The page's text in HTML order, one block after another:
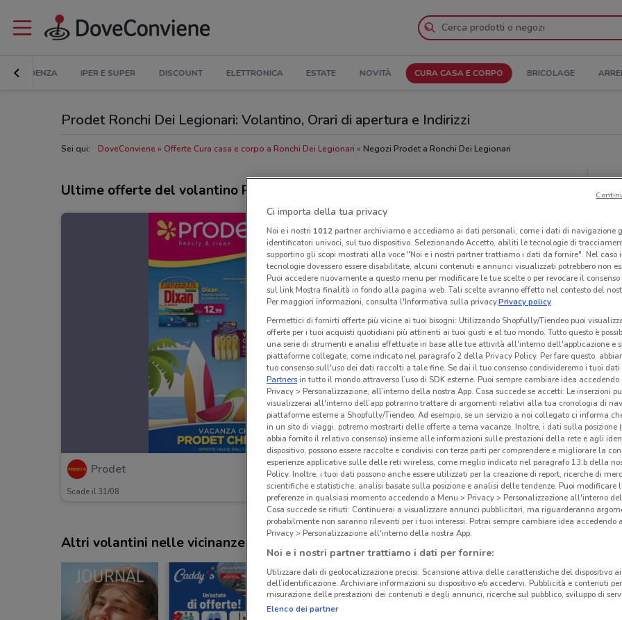
IN EVIDENZA IPER E SUPER DISCOUNT ELETTRONICA ESTATE NOVITÀ CURA CASA E CORPO BRICOLAGE
Prodet Ronchi Dei Legionari: Volantino, Orari di apertura e Indirizzi
Sei qui: DoveConviene Offerte Cura casa e corpo a Ronchi Dei Legionari Negozi Prodet a Ronchi Dei Legionari
Ultime offerte del volantino Prodet
Prodet
Scade il 31/08 12.7 km
Altri volantini nelle vicinanze
Ci importa della tua privacy
Noi e i nostri 1012partner archiviamo e accediamo ai dati personali, come i dati di navigazione
identificatori univoci, sul tuo dispositivo. Selezionando Accetto, abiliti le tecnologie di
supportino gli scopi mostrati alla voce "Noi e i nostri partner trattiamo i dati da fornire". Nel caso
tecnologie dovessero essere disabilitate, alcuni contenuti e annunci visualizzati potrebbero non
Puoi accedere nuovamente a questo menu per modificare le tue scelte o per revocare il
sul link Mostra finalità in fondo alla pagina web. Tali scelte avranno effetto nel contesto del
Per maggiori informazioni, consulta l'Informativa sulla privacy.Privacy policy
Permettici di fornirti offerte più vicine ai tuoi bisogni: Utilizzando Shopfully/Tiendeo puoi
offerte per i tuoi acquisti quotidiani più attinenti ai tuoi gusti e al tuo mondo. Tutto questo è
una serie di strumenti e analisi effettuate in base alle tue attività all'interno dell'applicazione e
piattaforme collegate, come indicato nel paragrafo 2 della Privacy Policy. Per fare questo,
tuo consenso sull'uso dei dati raccolti a tale fine. Se dai il tuo consenso condivideremo i tuoi dati
Partnersin tutto il mondo attraverso l’uso di SDK esterne. Puoi sempre cambiare idea accedendo
Privacy > Personalizzazione, all’interno della nostra App. Cosa succede se accetti: Le inserzioni
visualizzerai all'interno dell’app potranno trattare di argomenti relativi alla tua cronologia di
piattaforme esterne a Shopfully/Tiendeo. Ad esempio, se un servizio a noi collegato ci informa
in un sito di viaggi, potremo mostrarti delle offerte a tema vacanze. Inoltre, i dati sulla posizione
abbia fornito il relativo consenso) insieme alle informazioni sulle prestazioni della rete e agli
dispositivo, possono essere raccolte e condivisi con terze parti per comprendere e migliorare la
esperienze applicative sulle delle reti wireless, come meglio indicato nel paragrafo 13.b della
Policy. Inoltre, i tuoi dati possono anche essere utilizzati per la creazione di report, ricerche di
scientifiche e statistiche, analisi basate sulla posizione e analisi delle tendenze. Puoi modificare
preferenze in qualsiasi momento accedendo a Menu > Privacy > Personalizzazione all'interno
Cosa succede se rifiuti: Continuerai a visualizzare annunci pubblicitari, ma riguarderanno
probabilmente non saranno rilevanti per i tuoi interessi. Potrai sempre cambiare idea accedendo
Privacy > Personalizzazione all'interno della nostra App.
Noi e i nostri partner trattiamo i dati per fornire:
Utilizzare dati di geolocalizzazione precisi. Scansione attiva delle caratteristiche del dispositivo
dell’identificazione. Archiviare informazioni su dispositivo e/o accedervi. Pubblicità e contenuti
misurazione delle prestazioni dei contenuti e degli annunci, ricerche sul pubblico, sviluppo di
Elenco dei partner